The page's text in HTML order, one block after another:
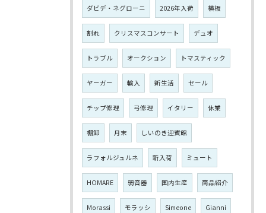
ダビデ・ネグローニ 2026年入荷 横板
割れ クリスマスコンサート デュオ
トラブル オークション トマスティック
ヤーガー 輸入 新生活 セール
チップ修理 弓修理 イタリー 休業
棚卸 月末 しいのき迎賓館
ラフォルジュルネ 新入荷 ミュート
HOMARE 弱音器 国内生産 商品紹介
Morassi モラッシ Simeone Gianni